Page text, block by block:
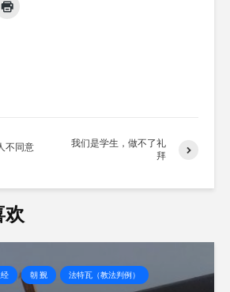
不同意
我们是学生，做不了礼
拜
欢
朝 觐 法特瓦（教法判例）